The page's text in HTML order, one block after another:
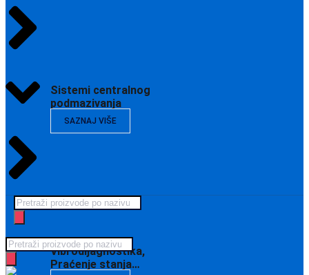
Sistemi centralnog
podmazivanja
SAZNAJ VIŠE
Vibrodijagnostika,
Praćenje stanja…
Products
search
Products
search